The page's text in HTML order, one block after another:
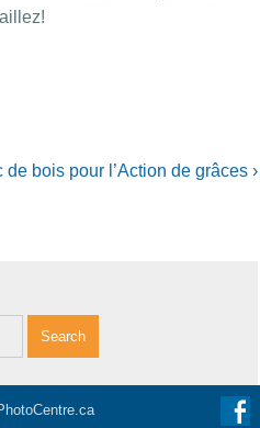
de bois pour l’Action de grâces ›